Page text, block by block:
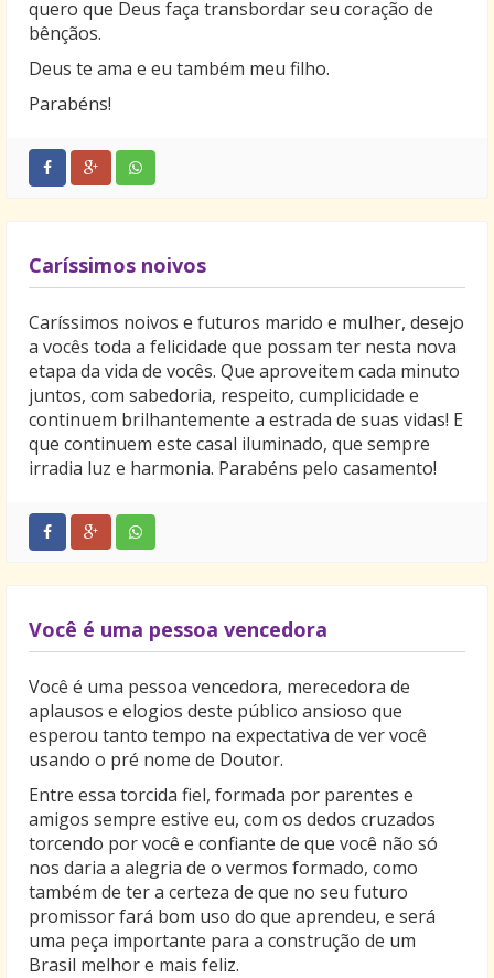
quero que Deus faça transbordar seu coração de
bênçãos.
Deus te ama e eu também meu filho.
Parabéns!
Caríssimos noivos
Caríssimos noivos e futuros marido e mulher, desejo
a vocês toda a felicidade que possam ter nesta nova
etapa da vida de vocês. Que aproveitem cada minuto
juntos, com sabedoria, respeito, cumplicidade e
continuem brilhantemente a estrada de suas vidas! E
que continuem este casal iluminado, que sempre
irradia luz e harmonia. Parabéns pelo casamento!
Você é uma pessoa vencedora
Você é uma pessoa vencedora, merecedora de
aplausos e elogios deste público ansioso que
esperou tanto tempo na expectativa de ver você
usando o pré nome de Doutor.
Entre essa torcida fiel, formada por parentes e
amigos sempre estive eu, com os dedos cruzados
torcendo por você e confiante de que você não só
nos daria a alegria de o vermos formado, como
também de ter a certeza de que no seu futuro
promissor fará bom uso do que aprendeu, e será
uma peça importante para a construção de um
Brasil melhor e mais feliz.